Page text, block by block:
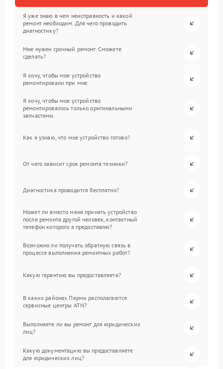
Я уже знаю в чем неисправность и какой
ремонт необходим. Для чего проводить
диагностику?
Мне нужен срочный ремонт. Сможете
сделать?
Я хочу, чтобы мое устройство
ремонтировали при мне.
Я хочу, чтобы мое устройство
ремонтировалось только оригинальными
запчастями.
Как я узнаю, что мое устройство готово?
От чего зависит срок ремонта техники?
Диагностика проводится бесплатно?
Может ли вместо меня принять устройство
после ремонта другой человек, контактный
телефон которого я предоставлю?
Возможно ли получать обратную связь в
процессе выполнения ремонтных работ?
Какую гарантию вы предоставляете?
В каких районах Перми располагаются
сервисные центры ATN?
Выполняете ли вы ремонт для юридических
лиц?
Какую документацию вы предоставляете
для юридических лиц?